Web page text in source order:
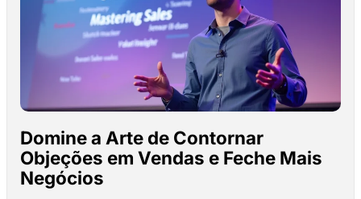
Domine a Arte de Contornar
Objeções em Vendas e Feche Mais
Negócios